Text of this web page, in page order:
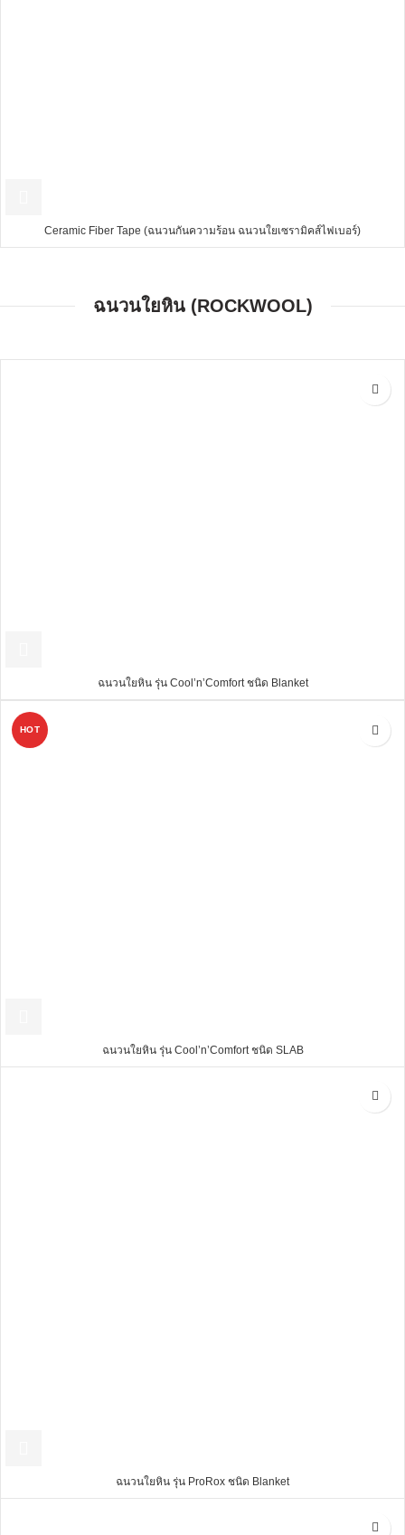
Ceramic Fiber Tape (ฉนวนกันความร้อน ฉนวนใยเซรามิคส์ไฟเบอร์)
ฉนวนใยหิน (ROCKWOOL)
ฉนวนใยหิน รุ่น Cool’n’Comfort ชนิด Blanket
HOT
ฉนวนใยหิน รุ่น Cool’n’Comfort ชนิด SLAB
ฉนวนใยหิน รุ่น ProRox ชนิด Blanket